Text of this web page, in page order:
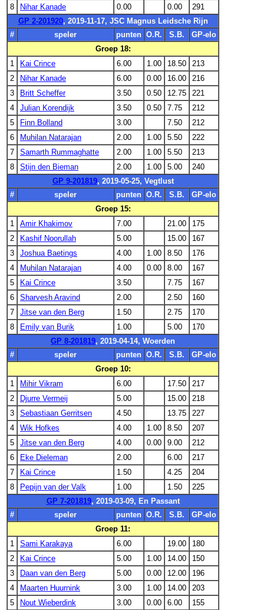
8
Nihar Kanade 0.00 0.00
291
GP 2-201920, 2019-11-17, JSC Magnus Leidsche Rijn
#
speler punten O.R. S.B.
GP-elo
Groep 18:
1
Kai Crince 6.00 1.00 18.50
213
2
Nihar Kanade 6.00 0.00 16.00
216
3
Britt Scheffer 3.50 0.50 12.75
221
4
Julian Korendijk 3.50 0.50 7.75
212
5
Finn Bolland 3.00 7.50
212
6
Muhilan Natarajan 2.00 1.00 5.50
222
7
Samarth Rummaghatte 2.00 1.00 5.50
213
8
Stijn den Bieman 2.00 1.00 5.00
240
GP 9-201819, 2019-05-25, Vegtlust
#
speler punten O.R. S.B.
GP-elo
Groep 15:
1
Amir Khakimov 7.00 21.00
175
2
Kashif Noorullah 5.00 15.00
167
3
Joshua Baetings 4.00 1.00 8.50
176
4
Muhilan Natarajan 4.00 0.00 8.00
167
5
Kai Crince 3.50 7.75
167
6
Sharvesh Aravind 2.00 2.50
160
7
Jitse van den Berg 1.50 2.75
170
8
Emily van Burik 1.00 5.00
170
GP 8-201819, 2019-04-14, Woerden
#
speler punten O.R. S.B.
GP-elo
Groep 10:
1
Mihir Vikram 6.00 17.50
217
2
Djurre Vermeij 5.00 15.00
218
3
Sebastiaan Gerritsen 4.50 13.75
227
4
Wik Hofkes 4.00 1.00 8.50
207
5
Jitse van den Berg 4.00 0.00 9.00
212
6
Eke Dieleman 2.00 6.00
217
7
Kai Crince 1.50 4.25
204
8
Pepijn van der Valk 1.00 1.50
225
GP 7-201819, 2019-03-09, En Passant
#
speler punten O.R. S.B.
GP-elo
Groep 11:
1
Sami Karakaya 6.00 19.00
180
2
Kai Crince 5.00 1.00 14.00
150
3
Daan van den Berg 5.00 0.00 12.00
196
4
Maarten Huurnink 3.00 1.00 14.00
203
5
Nout Wieberdink 3.00 0.00 6.00
155